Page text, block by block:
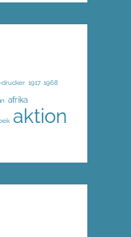
drucker 1917 1968
afrika
aktion